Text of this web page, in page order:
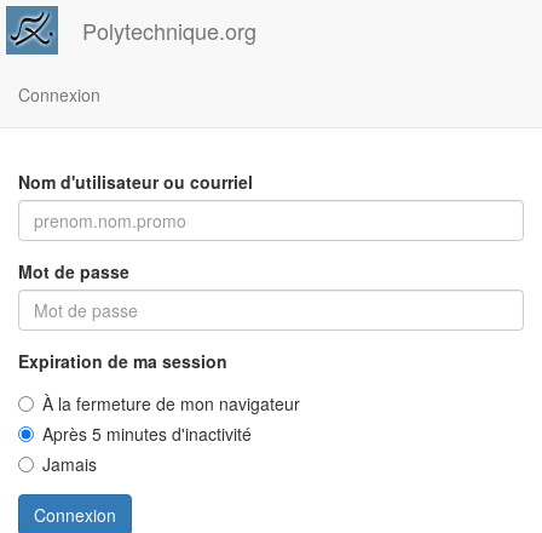
Polytechnique.org
Connexion
Nom d'utilisateur ou courriel
Mot de passe
Expiration de ma session
À la fermeture de mon navigateur
Après 5 minutes d'inactivité
Jamais